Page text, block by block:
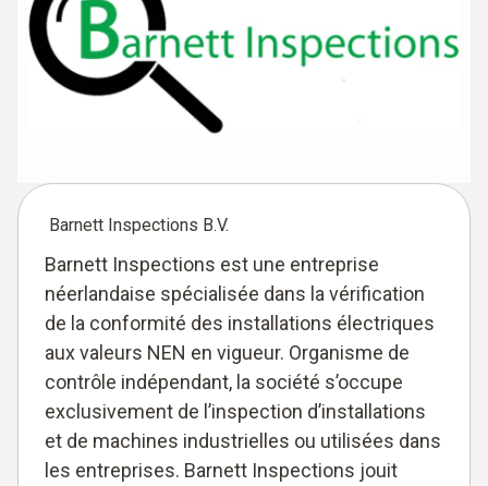
Barnett Inspections B.V.
Barnett Inspections est une entreprise
néerlandaise spécialisée dans la vérification
de la conformité des installations électriques
aux valeurs NEN en vigueur. Organisme de
contrôle indépendant, la société s’occupe
exclusivement de l’inspection d’installations
et de machines industrielles ou utilisées dans
les entreprises. Barnett Inspections jouit